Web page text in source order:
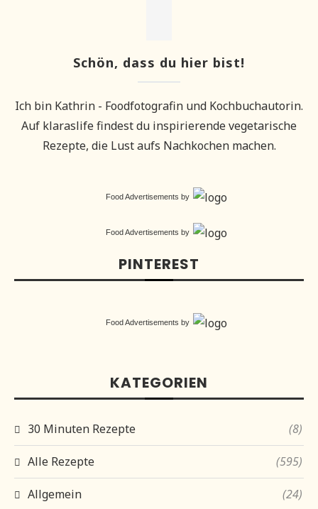
Schön, dass du hier bist!
Ich bin Kathrin - Foodfotografin und Kochbuchautorin.
Auf klaraslife findest du inspirierende vegetarische
Rezepte, die Lust aufs Nachkochen machen.
Food Advertisements by
Food Advertisements by
PINTEREST
Food Advertisements by
KATEGORIEN
30 Minuten Rezepte (8)
Alle Rezepte (595)
Allgemein (24)